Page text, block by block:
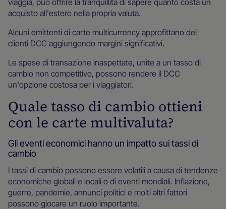
viaggia, può offrire la tranquillità di sapere quanto costa un
acquisto all'estero nella propria valuta.
Alcuni emittenti di carte multicurrency approfittano dei
clienti DCC aggiungendo margini significativi.
Le spese di transazione inaspettate, unite a un tasso di
cambio non competitivo, possono rendere il DCC
un'opzione costosa per i viaggiatori.
Quale tasso di cambio ottieni
con le carte multivaluta?
Gli eventi economici hanno un impatto sui tassi di
cambio
I tassi di cambio possono essere volatili a causa di tendenze
economiche globali e locali o di eventi mondiali. Inflazione,
guerre, pandemie, annunci politici e molti altri fattori
possono giocare un ruolo importante.